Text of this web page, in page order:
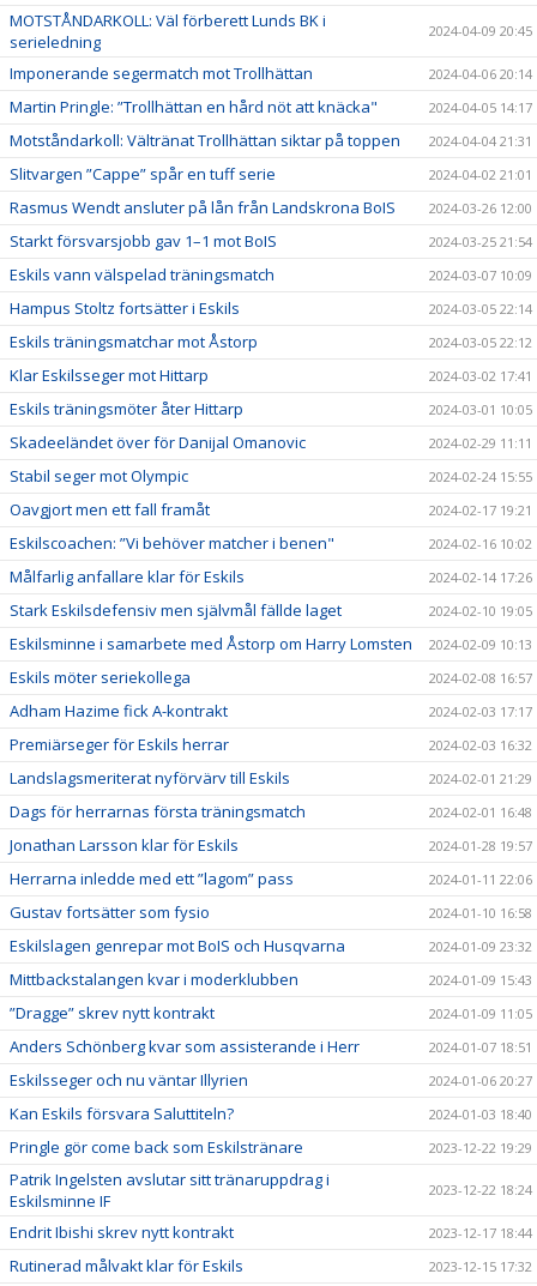
MOTSTÅNDARKOLL: Väl förberett Lunds BK i
serieledning
2024-04-09 20:45
Imponerande segermatch mot Trollhättan 2024-04-06 20:14
Martin Pringle: ”Trollhättan en hård nöt att knäcka" 2024-04-05 14:17
Motståndarkoll: Vältränat Trollhättan siktar på toppen 2024-04-04 21:31
Slitvargen ”Cappe” spår en tuff serie 2024-04-02 21:01
Rasmus Wendt ansluter på lån från Landskrona BoIS 2024-03-26 12:00
Starkt försvarsjobb gav 1–1 mot BoIS 2024-03-25 21:54
Eskils vann välspelad träningsmatch 2024-03-07 10:09
Hampus Stoltz fortsätter i Eskils 2024-03-05 22:14
Eskils träningsmatchar mot Åstorp 2024-03-05 22:12
Klar Eskilsseger mot Hittarp 2024-03-02 17:41
Eskils träningsmöter åter Hittarp 2024-03-01 10:05
Skadeeländet över för Danijal Omanovic 2024-02-29 11:11
Stabil seger mot Olympic 2024-02-24 15:55
Oavgjort men ett fall framåt 2024-02-17 19:21
Eskilscoachen: ”Vi behöver matcher i benen" 2024-02-16 10:02
Målfarlig anfallare klar för Eskils 2024-02-14 17:26
Stark Eskilsdefensiv men självmål fällde laget 2024-02-10 19:05
Eskilsminne i samarbete med Åstorp om Harry Lomsten 2024-02-09 10:13
Eskils möter seriekollega 2024-02-08 16:57
Adham Hazime fick A-kontrakt 2024-02-03 17:17
Premiärseger för Eskils herrar 2024-02-03 16:32
Landslagsmeriterat nyförvärv till Eskils 2024-02-01 21:29
Dags för herrarnas första träningsmatch 2024-02-01 16:48
Jonathan Larsson klar för Eskils 2024-01-28 19:57
Herrarna inledde med ett ”lagom” pass 2024-01-11 22:06
Gustav fortsätter som fysio 2024-01-10 16:58
Eskilslagen genrepar mot BoIS och Husqvarna 2024-01-09 23:32
Mittbackstalangen kvar i moderklubben 2024-01-09 15:43
”Dragge” skrev nytt kontrakt 2024-01-09 11:05
Anders Schönberg kvar som assisterande i Herr 2024-01-07 18:51
Eskilsseger och nu väntar Illyrien 2024-01-06 20:27
Kan Eskils försvara Saluttiteln? 2024-01-03 18:40
Pringle gör come back som Eskilstränare 2023-12-22 19:29
Patrik Ingelsten avslutar sitt tränaruppdrag i
Eskilsminne IF
2023-12-22 18:24
Endrit Ibishi skrev nytt kontrakt 2023-12-17 18:44
Rutinerad målvakt klar för Eskils 2023-12-15 17:32